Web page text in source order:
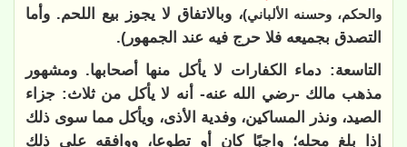
والحكم، وحسنه الألباني)، وبالاتفاق لا يجوز بيع اللحم. وأما
التصدق بجميعه فلا حرج فيه عند الجمهور).
التاسعة: دماء الكفارات لا يأكل منها أصحابها. ومشهور
مذهب مالك -رضي الله عنه- أنه لا يأكل من ثلاث: جزاء
الصيد، ونذر المساكين، وفدية الأذى، ويأكل مما سوى ذلك
إذا بلغ محله؛ واجبًا كان أو تطوعا، ووافقه على ذلك